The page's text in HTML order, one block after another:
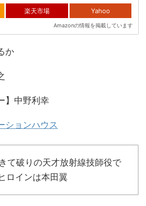
楽天市場 Yahoo
Amazonの情報を掲載しています
か
】中野利幸
ションハウス
て破りの天才放射線技師役で
ロインは本田翼